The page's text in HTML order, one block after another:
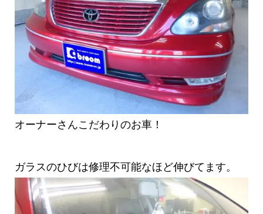
オーナーさんこだわりのお車！
ガラスのひびは修理不可能なほど伸びてます。